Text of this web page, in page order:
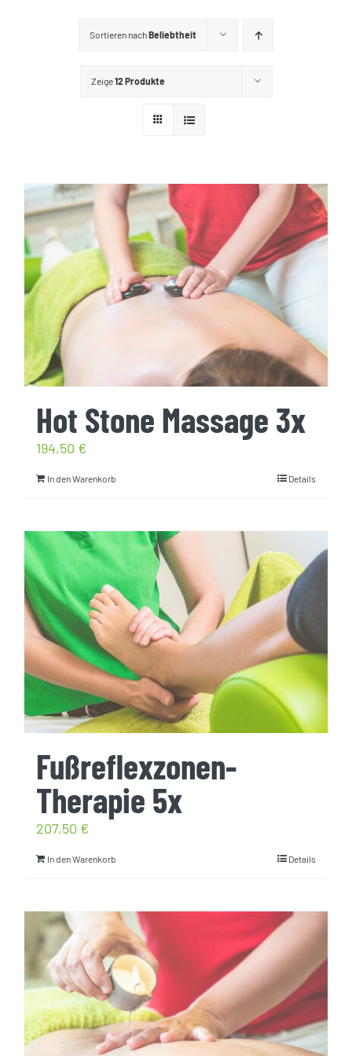
Vertrag widerrufen
Sortieren nachBeliebtheit
Zeige12 Produkte
Hot Stone Massage 3x
194,50 €
In den Warenkorb Details
Fußreflexzonen-
Therapie 5x
207,50 €
In den Warenkorb Details